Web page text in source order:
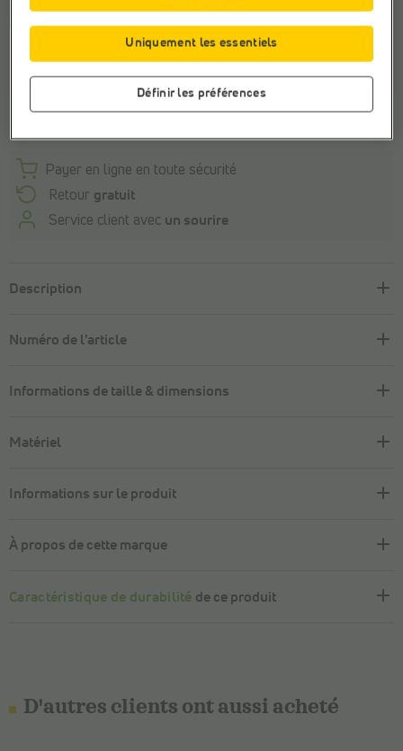
37 38,5 39 39,5
Cette taille n'est pas en stock.
Découvrez-en plus sur cette marque
Payer en ligne en toute sécurité
Retour gratuit
Service client avec un sourire
Description
Numéro de l'article
Informations de taille & dimensions
Matériel
Informations sur le produit
À propos de cette marque
Caractéristique de durabilité de ce produit
D'autres clients ont aussi acheté
Définir les préférences
Uniquement les essentiels